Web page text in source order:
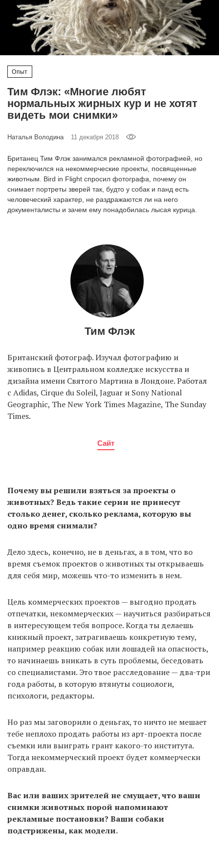
Опыт
Тим Флэк: «Многие любят
нормальных жирных кур и не хотят
видеть мои снимки»
Наталья Володина 11 декабря 2018
Британец Тим Флэк занимался рекламной фотографией, но
переключился на некоммерческие проекты, посвященные
животным. Bird in Flight спросил фотографа, почему он
снимает портреты зверей так, будто у собак и панд есть
человеческий характер, не раздражаются ли на него
документалисты и зачем ему понадобилась лысая курица.
Тим Флэк
Британский фотограф. Изучал фотографию и
живопись в Центральном колледже искусства и
дизайна имени Святого Мартина в Лондоне. Работал
с Adidas, Cirque du Soleil, Jaguar и Sony National
Geographic, The New York Times Magazine, The Sunday
Times.
Сайт
Почему вы решили взяться за проекты о
животных? Ведь такие серии не принесут
столько денег, сколько реклама, которую вы
одно время снимали?
Дело здесь, конечно, не в деньгах, а в том, что во
время съемок проектов о животных ты открываешь
для себя мир, можешь что-то изменить в нем.
Цель коммерческих проектов — выгодно продать
отпечатки, некоммерческих — научиться разбираться
в интересующем тебя вопросе. Когда ты делаешь
книжный проект, затрагиваешь конкретную тему,
например реакцию собак или лошадей на опасность,
то начинаешь вникать в суть проблемы, беседовать
со специалистами. Это твое расследование — два-три
года работы, в которую втянуты социологи,
психологи, редакторы.
Но раз мы заговорили о деньгах, то ничто не мешает
тебе неплохо продать работы из арт-проекта после
съемки или выиграть грант какого-то института.
Тогда некоммерческий проект будет коммерчески
оправдан.
Вас или ваших зрителей не смущает, что ваши
снимки животных порой напоминают
рекламные постановки? Ваши собаки
подстрижены, как модели.